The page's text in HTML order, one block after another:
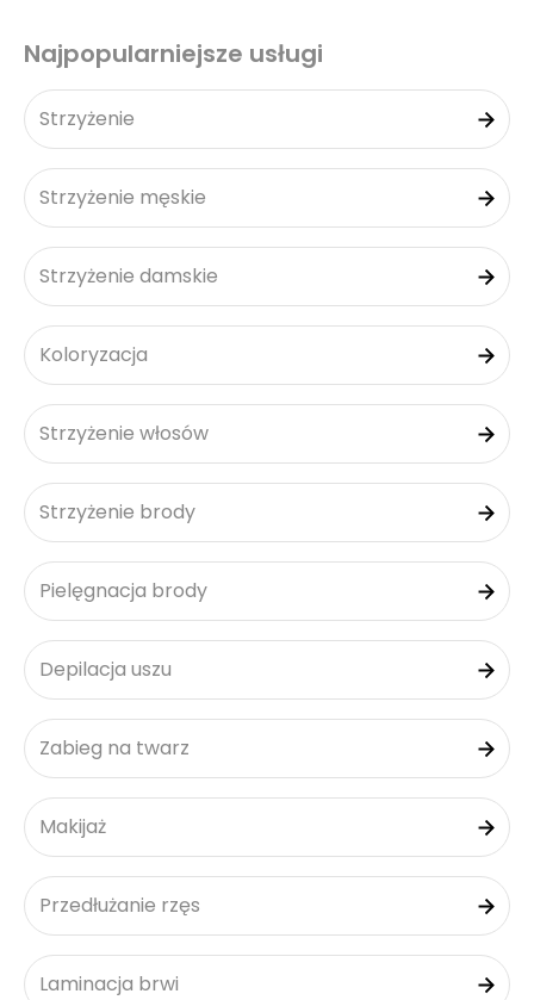
Najpopularniejsze usługi
Strzyżenie
Strzyżenie męskie
Strzyżenie damskie
Koloryzacja
Strzyżenie włosów
Strzyżenie brody
Pielęgnacja brody
Depilacja uszu
Zabieg na twarz
Makijaż
Przedłużanie rzęs
Laminacja brwi